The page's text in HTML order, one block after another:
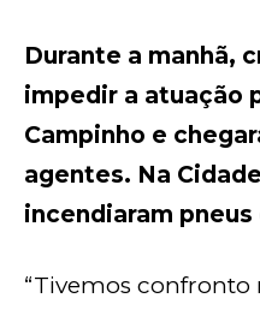
Durante a manhã,
impedir a atuação
Campinho e
agentes. Na
incendiaram
“Tivemos